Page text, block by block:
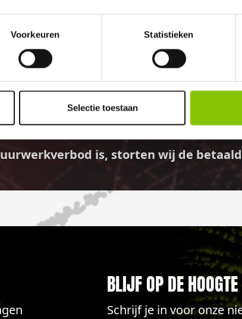
Voorkeuren Statistieken
Selectie toestaan
100%
TERUG
is, storten wij de
BLIJF OP DE HOOGTE
Schrijf je in voor onze